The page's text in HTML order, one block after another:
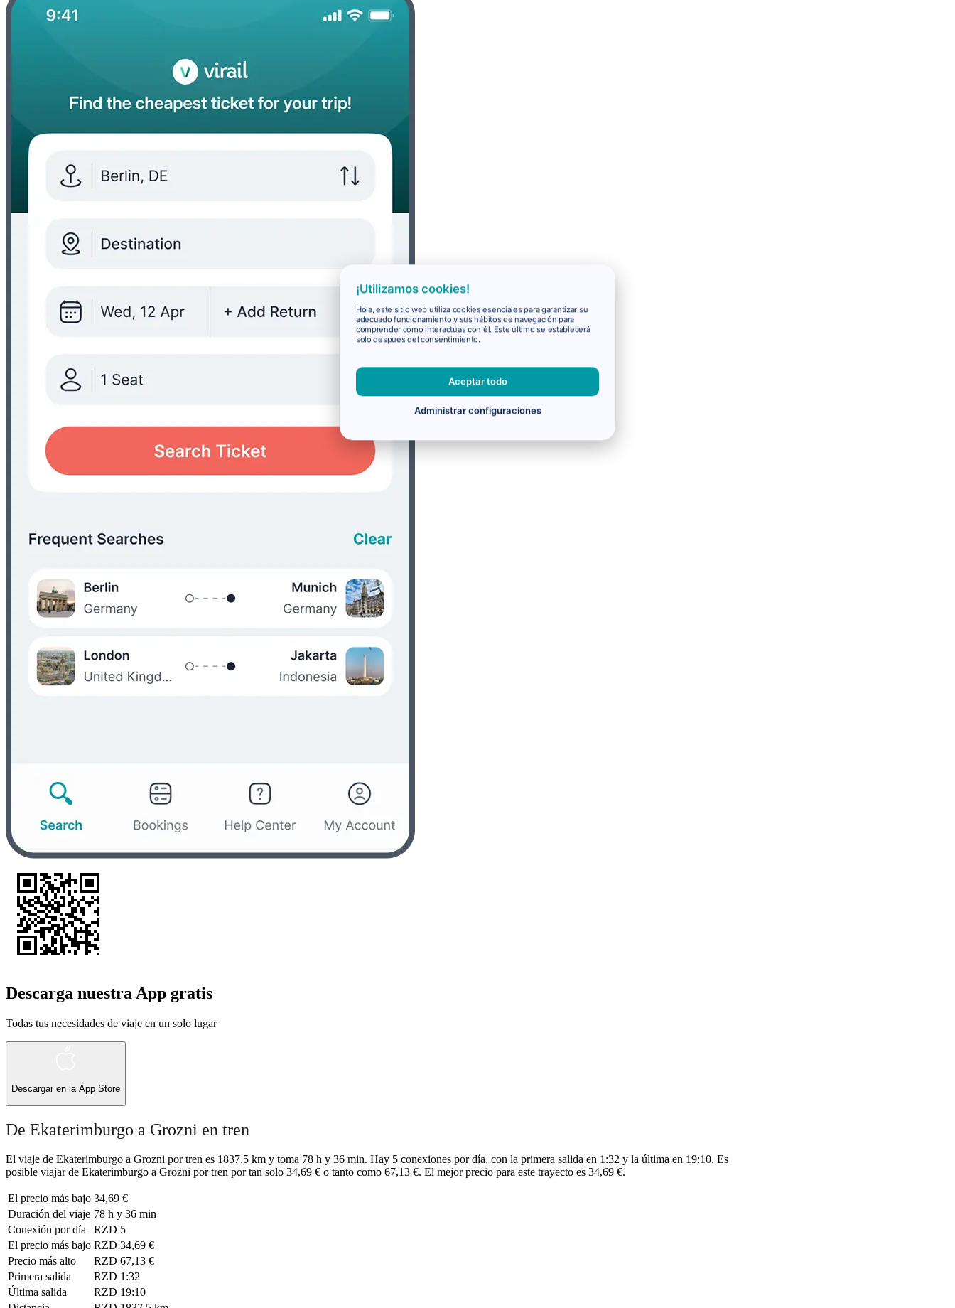
Descarga nuestra App gratis
Todas tus necesidades de viaje en un solo lugar
Descargar en la App Store
De Ekaterimburgo a Grozni en tren
El viaje de Ekaterimburgo a Grozni por tren es 1837,5 km y toma 78 h y 36 min. Hay 5 conexiones por día, con la primera salida en 1:32 y la última en 19:10. Es
posible viajar de Ekaterimburgo a Grozni por tren por tan solo 34,69 € o tanto como 67,13 €. El mejor precio para este trayecto es 34,69 €.
El precio más bajo 34,69 €
Duración del viaje 78 h y 36 min
Conexión por día
RZD 5
El precio más bajo RZD 34,69 €
Precio más alto
RZD 67,13 €
Primera salida
RZD 1:32
Última salida
RZD 19:10
¡Utilizamos cookies!
Hola, este sitio web utiliza cookies esenciales para garantizar su
adecuado funcionamiento y sus hábitos de navegación para
comprender cómo interactúas con él. Este último se establecerá
solo después del consentimiento.
Aceptar todo
Administrar configuraciones